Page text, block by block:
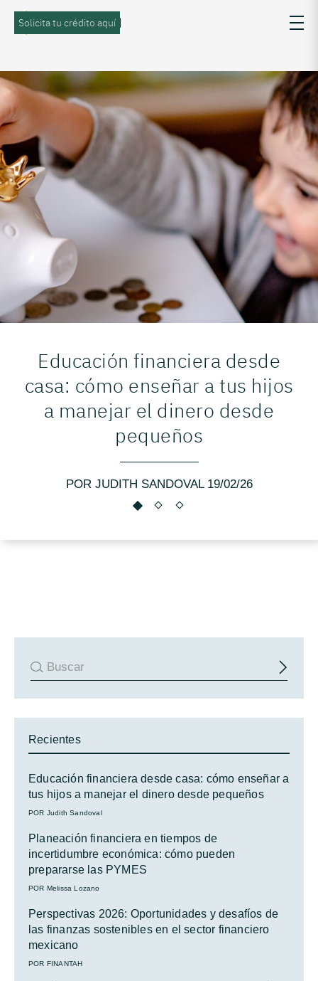
Solicita tu crédito aquí
Educación financiera desde
casa: cómo enseñar a tus hijos
a manejar el dinero desde
pequeños
POR JUDITH SANDOVAL 19/02/26
Recientes
Educación financiera desde casa: cómo enseñar a
tus hijos a manejar el dinero desde pequeños
POR Judith Sandoval
Planeación financiera en tiempos de
incertidumbre económica: cómo pueden
prepararse las PYMES
POR Melissa Lozano
Perspectivas 2026: Oportunidades y desafíos de
las finanzas sostenibles en el sector financiero
mexicano
POR FINANTAH